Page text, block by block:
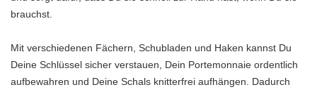
brauchst.
Mit verschiedenen Fächern, Schubladen und Haken kannst Du
Deine Schlüssel sicher verstauen, Dein Portemonnaie ordentlich
aufbewahren und Deine Schals knitterfrei aufhängen. Dadurch